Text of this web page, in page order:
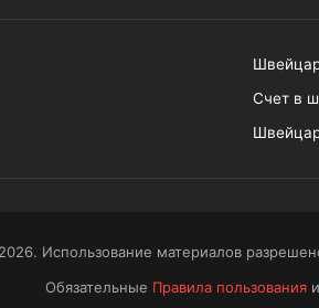
Счет в
Использование материалов
Обязательные Правила пользования и